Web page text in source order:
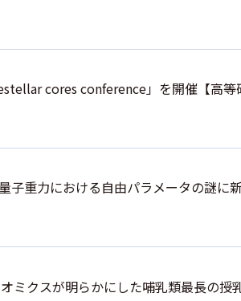
cores conference」を開催【高等
子重力における自由パラメータの謎に
ミクスが明らかにした哺乳類最長の授